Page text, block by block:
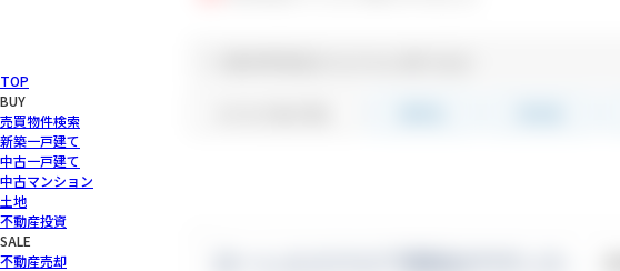
TOP
BUY
売買物件検索
新築一戸建て
中古一戸建て
中古マンション
土地
不動産投資
SALE
不動産売却